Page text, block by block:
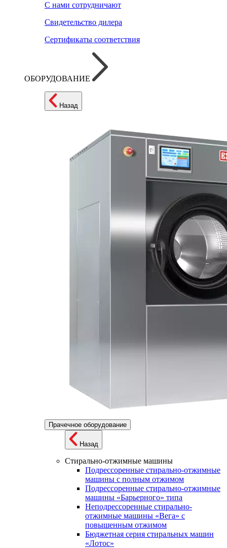
С нами сотрудничают
Свидетельство дилера
Сертификаты соответствия
ОБОРУДОВАНИЕ
Назад
Прачечное оборудование
Назад
Стирально-отжимные машины
Подрессоренные стирально-отжимные
машины с полным отжимом
Подрессоренные стирально-отжимные
машины «Барьерного» типа
Неподрессоренные стирально-
отжимные машины «Вега» с
повышенным отжимом
Бюджетная серия стиральных машин
«Лотос»